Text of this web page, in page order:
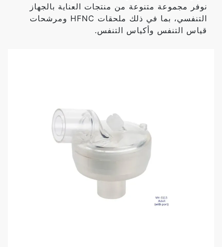
نوفر مجموعة متنوعة من منتجات العناية بالجهاز
التنفسي، بما في ذلك ملحقات HFNC ومرشحات
قياس التنفس وأكياس التنفس.